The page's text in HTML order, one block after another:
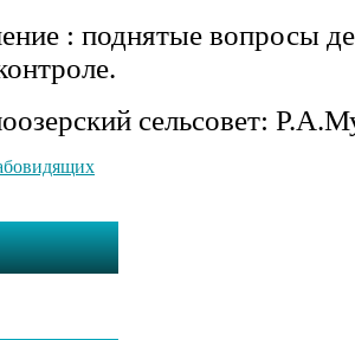
: поднятые вопросы
сельсовет: